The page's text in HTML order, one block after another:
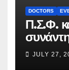
DOCTORS
Π.Σ.Φ.
του
JULY 27,